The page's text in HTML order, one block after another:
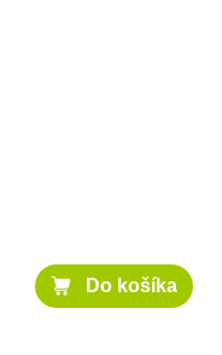
Do košíka